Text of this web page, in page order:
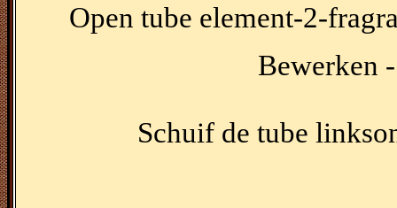
Open tube element-2-
Bewerken
Schuif de tube